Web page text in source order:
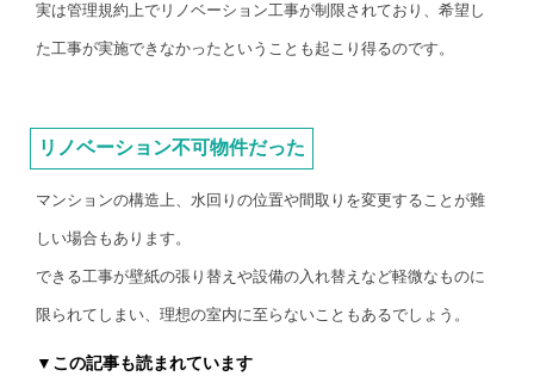
実は管理規約上でリノベーション工事が制限されており、希望し
た工事が実施できなかったということも起こり得るのです。
リノベーション不可物件だった
マンションの構造上、水回りの位置や間取りを変更することが難
しい場合もあります。
できる工事が壁紙の張り替えや設備の入れ替えなど軽微なものに
限られてしまい、理想の室内に至らないこともあるでしょう。
▼この記事も読まれています